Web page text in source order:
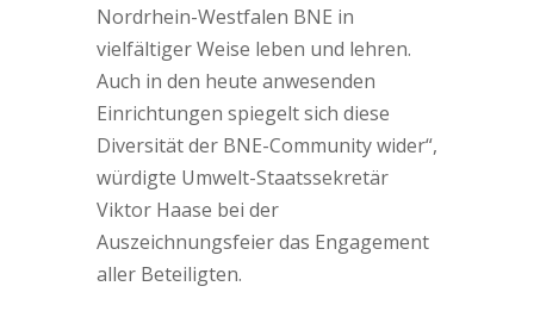
Nordrhein-Westfalen BNE in
vielfältiger Weise leben und lehren.
Auch in den heute anwesenden
Einrichtungen spiegelt sich diese
Diversität der BNE-Community wider“,
würdigte Umwelt-Staatssekretär
Viktor Haase bei der
Auszeichnungsfeier das Engagement
aller Beteiligten.